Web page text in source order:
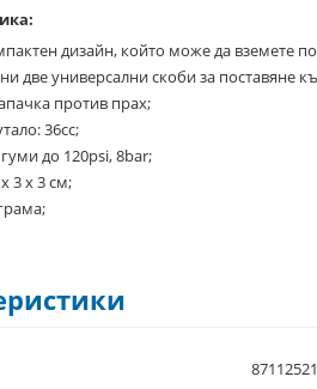
дизайн, който може да вземете
две универсални скоби за поставяне
против прах;
36сс;
до 120psi, 8bar;
3 х 3 см;